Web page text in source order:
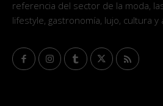
referencia del sector de la moda,
lifestyle, gastronomía, lujo, cultura y